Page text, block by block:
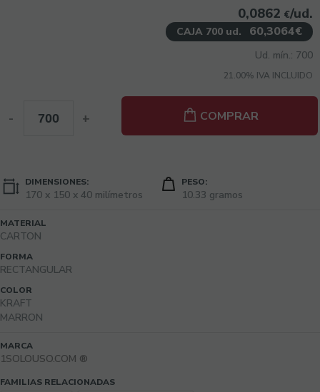
0,0862 €/ud.
CAJA 700 ud. 60,3064€
Ud. mín.: 700
21.00% IVA INCLUIDO
- + COMPRAR
DIMENSIONES:
170 x 150 x 40 milímetros
PESO:
10.33 gramos
MATERIAL
CARTON
FORMA
RECTANGULAR
COLOR
KRAFT
MARRON
MARCA
1SOLOUSO.COM ®
FAMILIAS RELACIONADAS